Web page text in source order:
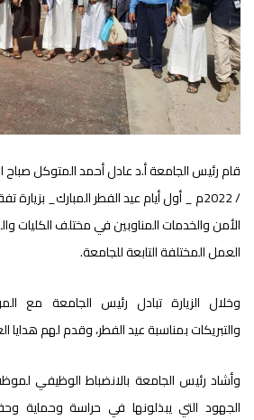
/ 2022م _ أول أيام عيد الفطر المبارك_
الأمن والخدمات المناوبين في مختلف الكليات
العمل المختلفة التابعة للجامعة.
وخلال الزيارة تبادل رئيس الجامعة مع
والتبريكات بمناسبة عيد الفطر، وقدم لهم هدايا
وأشاد رئيس الجامعة بالانضباط الوظيفي
الجهود التي يبذلونها في حراسة وحماية